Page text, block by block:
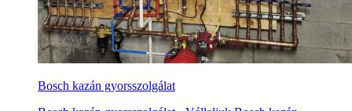
Bosch kazán gyorsszolgálat